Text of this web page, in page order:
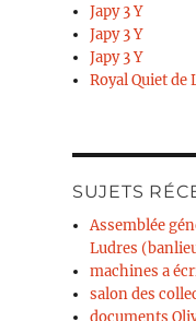
Japy 3 Y
Japy 3 Y
Japy 3 Y
Royal Quiet de
SUJETS
Assemblée
Ludres
machines a
salon des
documents